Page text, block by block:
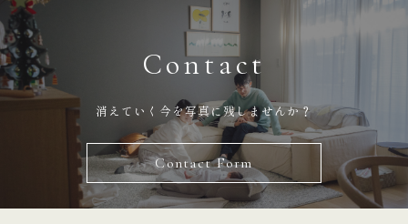
Contact
消えていく今を写真に残しませんか？
Contact Form